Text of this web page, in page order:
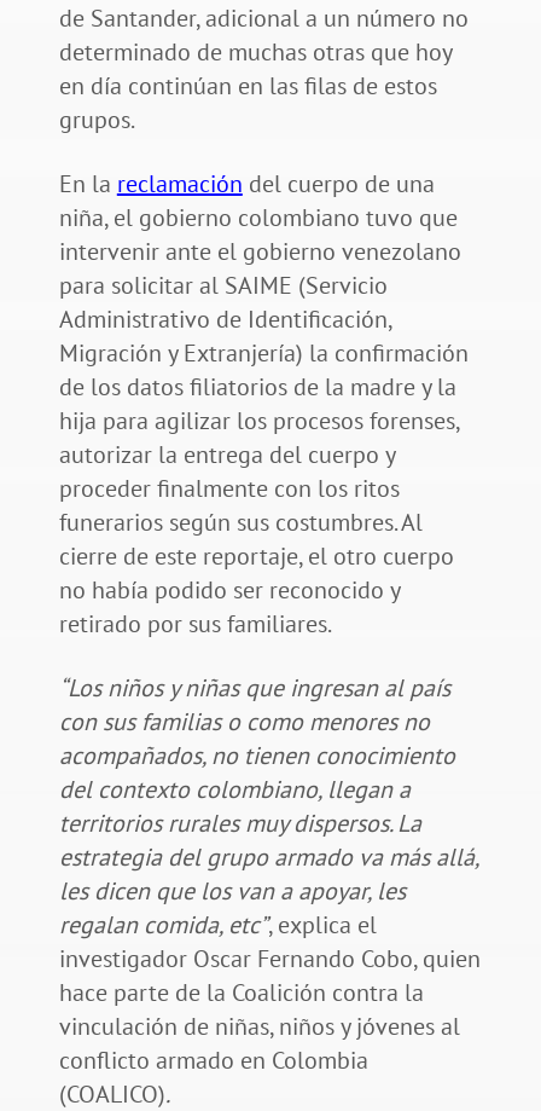
de Santander, adicional a un número no
determinado de muchas otras que hoy
en día continúan en las filas de estos
grupos.
En la reclamación del cuerpo de una
niña, el gobierno colombiano tuvo que
intervenir ante el gobierno venezolano
para solicitar al SAIME (Servicio
Administrativo de Identificación,
Migración y Extranjería) la confirmación
de los datos filiatorios de la madre y la
hija para agilizar los procesos forenses,
autorizar la entrega del cuerpo y
proceder finalmente con los ritos
funerarios según sus costumbres. Al
cierre de este reportaje, el otro cuerpo
no había podido ser reconocido y
retirado por sus familiares.
“Los niños y niñas que ingresan al país
con sus familias o como menores no
acompañados, no tienen conocimiento
del contexto colombiano, llegan a
territorios rurales muy dispersos. La
estrategia del grupo armado va más allá,
les dicen que los van a apoyar, les
regalan comida, etc”, explica el
investigador Oscar Fernando Cobo, quien
hace parte de la Coalición contra la
vinculación de niñas, niños y jóvenes al
conflicto armado en Colombia
(COALICO).